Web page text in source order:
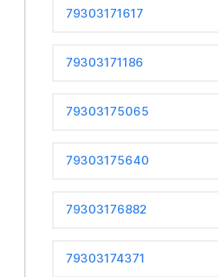
79303171617
79303171186
79303175065
79303175640
79303176882
79303174371